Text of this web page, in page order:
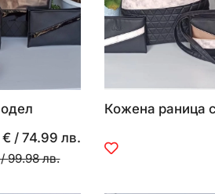
/74.99 лв.
99.98 лв.